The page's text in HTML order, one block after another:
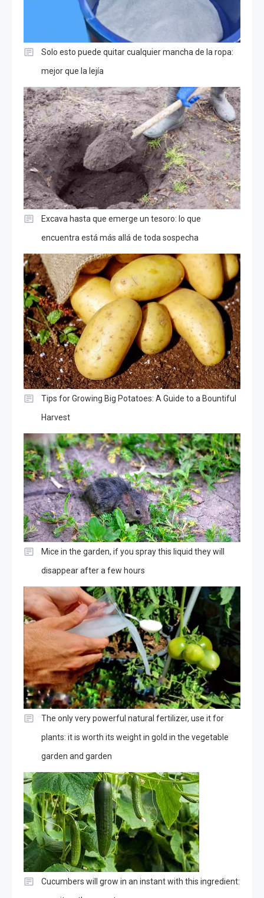
Solo esto puede quitar cualquier mancha de la ropa:
mejor que la lejía
Excava hasta que emerge un tesoro: lo que
encuentra está más allá de toda sospecha
Tips for Growing Big Potatoes: A Guide to a Bountiful
Harvest
Mice in the garden, if you spray this liquid they will
disappear after a few hours
The only very powerful natural fertilizer, use it for
plants: it is worth its weight in gold in the vegetable
garden and garden
Cucumbers will grow in an instant with this ingredient: